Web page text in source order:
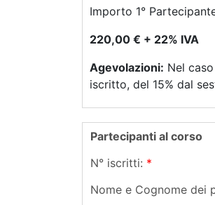
Importo 1°
220,00 € + 22% IVA
Agevolazioni: Nel
iscritto, del 15% dal
Partecipanti al corso
N° iscritti: *
Nome e Cognome dei